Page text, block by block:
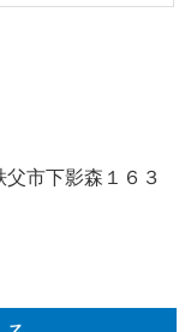
市下影森１６３